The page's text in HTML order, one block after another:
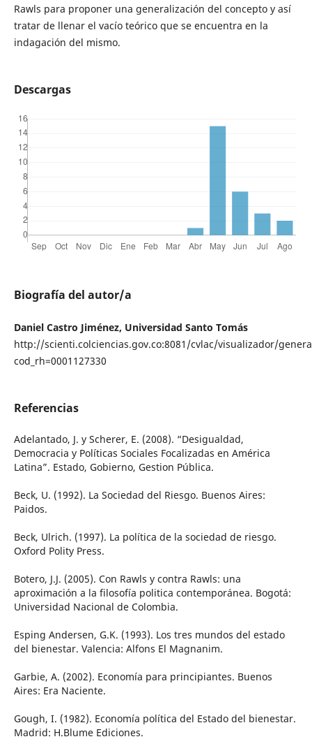
Rawls para proponer una generalización del concepto y así
tratar de llenar el vacío teórico que se encuentra en la
indagación del mismo.
Descargas
Biografía del autor/a
Daniel Castro Jiménez, Universidad Santo Tomás
http://scienti.colciencias.gov.co:8081/cvlac/visualizador/
cod_rh=0001127330
Referencias
Adelantado, J. y Scherer, E. (2008). “Desigualdad,
Democracia y Políticas Sociales Focalizadas en América
Latina”. Estado, Gobierno, Gestion Pública.
Beck, U. (1992). La Sociedad del Riesgo. Buenos Aires:
Paidos.
Beck, Ulrich. (1997). La política de la sociedad de riesgo.
Oxford Polity Press.
Botero, J.J. (2005). Con Rawls y contra Rawls: una
aproximación a la filosofía politica contemporánea. Bogotá:
Universidad Nacional de Colombia.
Esping Andersen, G.K. (1993). Los tres mundos del estado
del bienestar. Valencia: Alfons El Magnanim.
Garbie, A. (2002). Economía para principiantes. Buenos
Aires: Era Naciente.
Gough, I. (1982). Economía política del Estado del bienestar.
Madrid: H.Blume Ediciones.